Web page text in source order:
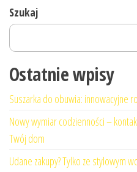
Szukaj
Ostatnie wpisy
Suszarka do obuwia: innowacyjne
Nowy wymiar codzienności –
Twój dom
Udane zakupy? Tylko ze stylowym